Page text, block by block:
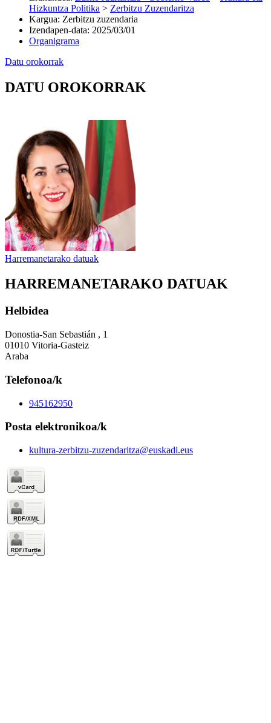
Hizkuntza Politika > Zerbitzu Zuzendaritza
Kargua: Zerbitzu zuzendaria
Izendapen-data: 2025/03/01
Organigrama
Datu orokorrak
DATU OROKORRAK
Harremanetarako datuak
HARREMANETARAKO DATUAK
Helbidea
Donostia-San Sebastián , 1
01010 Vitoria-Gasteiz
Araba
Telefonoa/k
945162950
Posta elektronikoa/k
kultura-zerbitzu-zuzendaritza@euskadi.eus